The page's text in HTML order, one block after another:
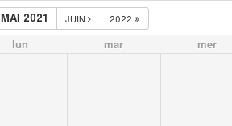
MAI 2021 JUIN 2022
lun mar mer